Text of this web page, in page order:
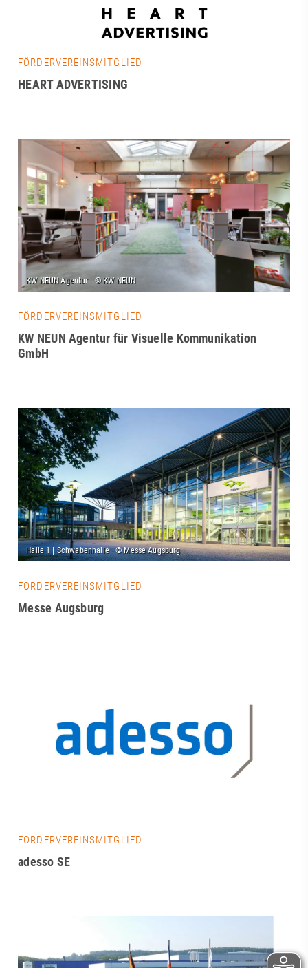
FÖRDERVEREINSMITGLIED
HEART ADVERTISING
FÖRDERVEREINSMITGLIED
KW NEUN Agentur für Visuelle Kommunikation
GmbH
FÖRDERVEREINSMITGLIED
Messe Augsburg
FÖRDERVEREINSMITGLIED
adesso SE